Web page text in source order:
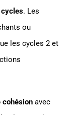
. Les
ou
les cycles 2 et
cohésion avec